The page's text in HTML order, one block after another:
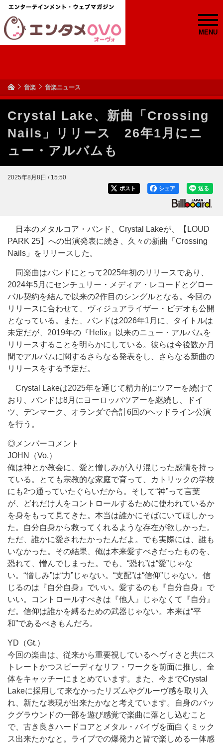
MENU
音楽 音楽ニュース
Crystal Lake、新曲「Crossing
Nails」リリース 26年1月にニ
ュー・アルバムも
2025年8月8日 / 15:50
送る
シェア
ポスト
日本のメタルコア・バンド、Crystal Lakeが、【LOUD
PARK 25】への出演発表に続き、久々の新曲「Crossing
Nails」をリリースした。
同楽曲はバンドにとって2025年初のリリースであり、
2024年5月にセンチュリー・メディア・レコードとグロー
バル契約を結んで以来の2作目のシングルとなる。今回の
リリースに合わせて、ヴィジュアライザー・ビデオも公開
となっている。また、バンドは2026年1月に、タイトルは
未定だが、2019年の『Helix』以来のニュー・アルバムを
リリースすることを明らかにしている。彼らは今後数か月
間でアルバムに関するさらなる発表をし、さらなる新曲の
リリースをする予定だ。
Crystal Lakeは2025年を通じて精力的にツアーを続けて
おり、バンドは8月にヨーロッパツアーを継続し、ドイ
ツ、デンマーク、オランダで合計6回のヘッドライン公演
を行う。
◎メンバーコメント
JOHN（Vo.）
俺は神とか教会に、愛と憎しみが入り混じった感情を持っ
ている。とても宗教的な家庭で育って、カトリックの学校
にも2つ通っていたぐらいだから。そして“神”って言葉
が、どれだけ人をコントロールするために使われているか
を身をもって見てきた。本当は誰かにそばにいてほしかっ
た。自分自身から救ってくれるような存在が欲しかった。
ただ、誰かに愛されたかったんだよ。でも実際には、誰も
いなかった。その結果、俺は本来愛すべきだったものを、
恐れて、憎んでしまった。でも、“恐れ”は“愛”じゃな
い。“憎しみ”は“力”じゃない。“支配”は“信仰”じゃない。信
じるのは『自分自身』でいい。愛するのも『自分自身』で
いい。コントロールすべきは『他人』じゃなくて『自分』
だ。信仰は誰かを縛るための武器じゃない。本来は“平
和”であるべきもんだろ。
YD（Gt.）
今回の楽曲は、従来から重要視しているヘヴィさと共にス
トレートかつスピーディなリフ・ワークを前面に推し、全
体をキャッチーにまとめています。また、今までCrystal
Lakeに採用して来なかったリズムやグルーヴ感を取り入
れ、新たな表現が出来たかなと考えています。自身のバッ
クグラウンドの一部を遊び感覚で楽曲に落とし込むこと
で、古き良きハードコアとメタル・バイヴを面白くミック
ス出来たかなと。ライブでの爆発力と皆で楽しめる一体感